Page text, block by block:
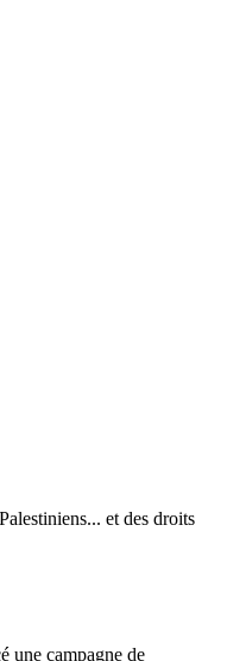
et des droits
une campagne de